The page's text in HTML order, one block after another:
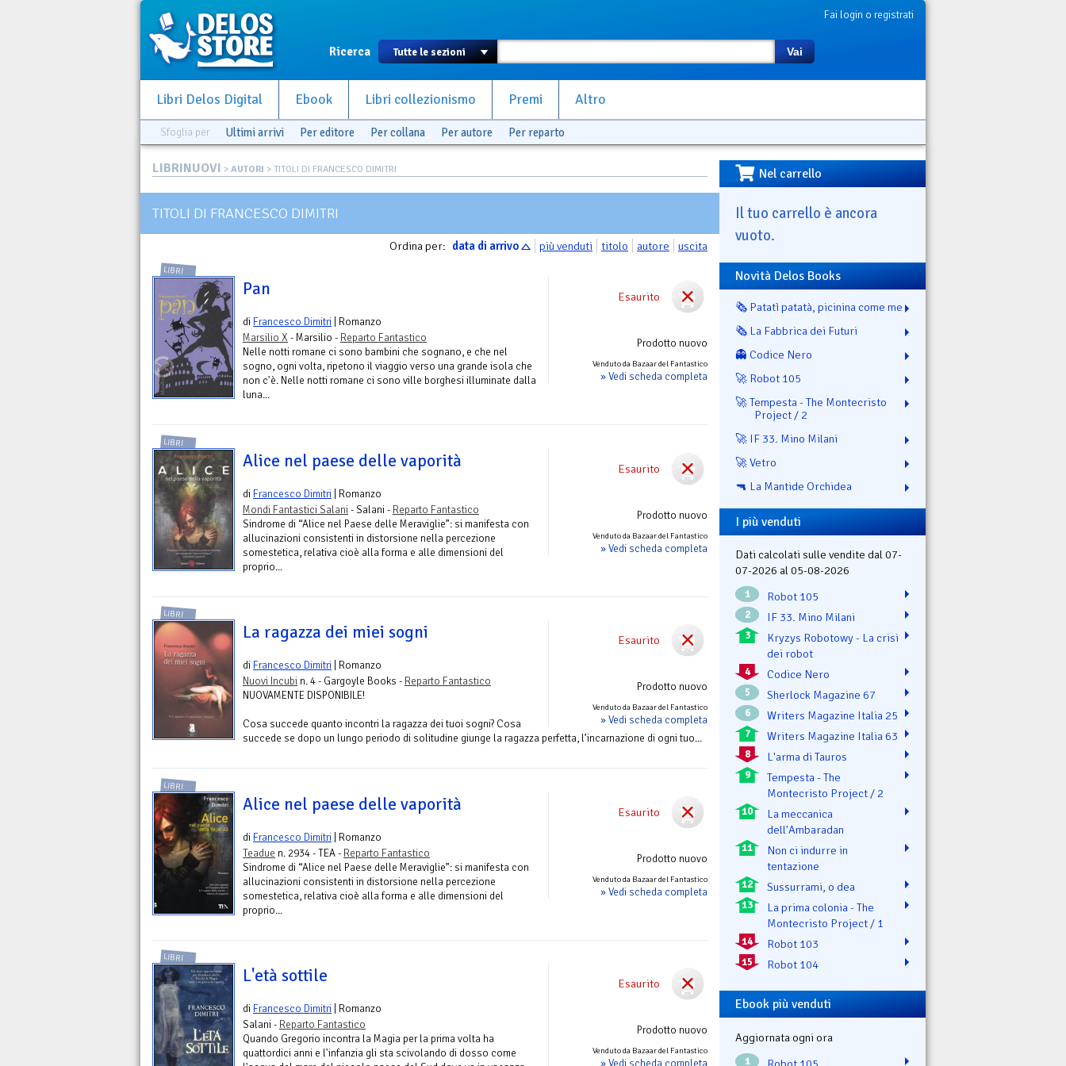
Fai login o registrati
Ricerca Vai
Libri Delos Digital Ebook Libri collezionismo Premi Altro
Sfoglia per Ultimi arrivi Per editore Per collana Per autore Per reparto
LIBRINUOVI > AUTORI > TITOLI DI FRANCESCO DIMITRI
TITOLI DI FRANCESCO DIMITRI
Ordina per: data di arrivo più venduti titolo autore uscita
Esaurito
Prodotto nuovo
Venduto da Bazaar del Fantastico
» Vedi scheda completa
LIBRI
Pan
di Francesco Dimitri | Romanzo
Marsilio X - Marsilio - Reparto Fantastico
Nelle notti romane ci sono bambini che sognano, e che nel
sogno, ogni volta, ripetono il viaggio verso una grande isola che
non c'è. Nelle notti romane ci sono ville borghesi illuminate dalla
luna...
Esaurito
Prodotto nuovo
Venduto da Bazaar del Fantastico
» Vedi scheda completa
LIBRI
Alice nel paese delle vaporità
di Francesco Dimitri | Romanzo
Mondi Fantastici Salani - Salani - Reparto Fantastico
Sindrome di “Alice nel Paese delle Meraviglie”: si manifesta con
allucinazioni consistenti in distorsione nella percezione
somestetica, relativa cioè alla forma e alle dimensioni del
proprio...
Esaurito
Prodotto nuovo
Venduto da Bazaar del Fantastico
» Vedi scheda completa
LIBRI
La ragazza dei miei sogni
di Francesco Dimitri | Romanzo
Nuovi Incubi n. 4 - Gargoyle Books - Reparto Fantastico
NUOVAMENTE DISPONIBILE!
Cosa succede quanto incontri la ragazza dei tuoi sogni? Cosa
succede se dopo un lungo periodo di solitudine giunge la ragazza perfetta, l’incarnazione di ogni tuo...
Esaurito
Prodotto nuovo
Venduto da Bazaar del Fantastico
» Vedi scheda completa
LIBRI
Alice nel paese delle vaporità
di Francesco Dimitri | Romanzo
Teadue n. 2934 - TEA - Reparto Fantastico
Sindrome di “Alice nel Paese delle Meraviglie”: si manifesta con
allucinazioni consistenti in distorsione nella percezione
somestetica, relativa cioè alla forma e alle dimensioni del
proprio...
Esaurito
Prodotto nuovo
Venduto da Bazaar del Fantastico
» Vedi scheda completa
LIBRI
L'età sottile
di Francesco Dimitri | Romanzo
Salani - Reparto Fantastico
Quando Gregorio incontra la Magia per la prima volta ha
quattordici anni e l'infanzia gli sta scivolando di dosso come
Nel carrello
Il tuo carrello è ancora
vuoto.
Novità Delos Books
🗞️ Patatì patatà, picinina come me
🗞️ La Fabbrica dei Futuri
👻 Codice Nero
🚀 Robot 105
🚀 Tempesta - The Montecristo
Project / 2
🚀 IF 33. Mino Milani
🚀 Vetro
🔫 La Mantide Orchidea
I più venduti
Dati calcolati sulle vendite dal 07-
07-2026 al 05-08-2026
1 Robot 105
2 IF 33. Mino Milani
3
Kryzys Robotowy - La crisi
dei robot
4 Codice Nero
5 Sherlock Magazine 67
6 Writers Magazine Italia 25
7 Writers Magazine Italia 63
8 L'arma di Tauros
9
Tempesta - The
Montecristo Project / 2
10
La meccanica
dell'Ambaradan
11
Non ci indurre in
tentazione
12 Sussurrami, o dea
13
La prima colonia - The
Montecristo Project / 1
14 Robot 103
15 Robot 104
Ebook più venduti
Aggiornata ogni ora
1